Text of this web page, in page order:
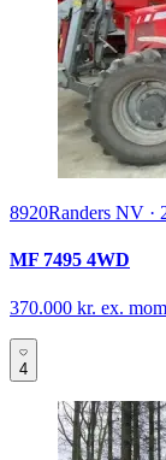
8920Randers NV ·
MF 7495 4WD
370.000 kr. ex.
4